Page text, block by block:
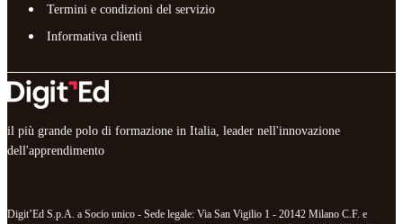
Termini e condizioni del servizio
Informativa clienti
il più grande polo di formazione in Italia, leader nell'innovazione
dell'apprendimento
Digit’Ed S.p.A. a Socio unico - Sede legale: Via San Vigilio 1 - 20142 Milano C.F. e